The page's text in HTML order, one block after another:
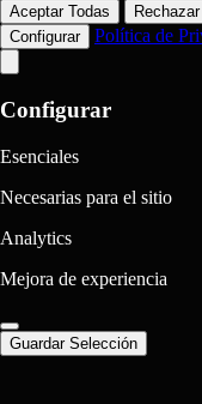
Aceptar Todas
Configurar
Política de
Configurar
Esenciales
Necesarias para el sitio
Analytics
Mejora de experiencia
Guardar Selección